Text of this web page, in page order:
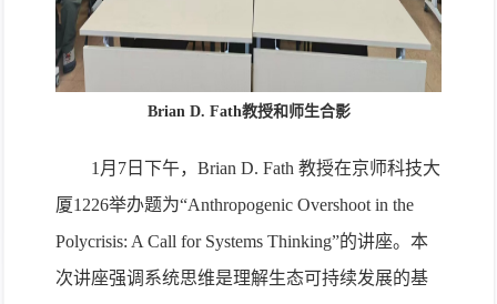
Brian D. Fath教授和师生合影
1月7日下午，Brian D. Fath 教授在京师科技大
厦1226举办题为“Anthropogenic Overshoot in the
Polycrisis: A Call for Systems Thinking”的讲座。本
次讲座强调系统思维是理解生态可持续发展的基